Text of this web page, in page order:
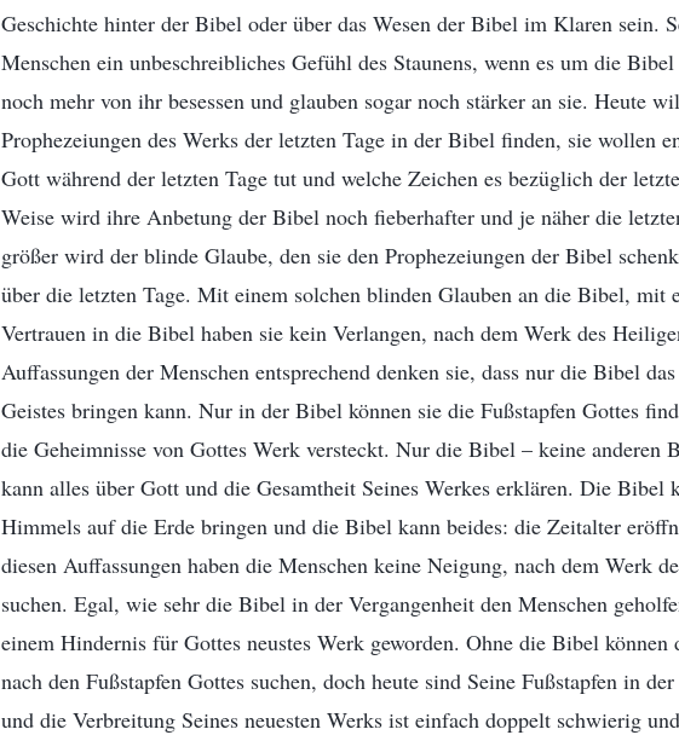
Geschichte hinter der Bibel oder über das Wesen der Bibel im Klaren sein.
Menschen ein unbeschreibliches Gefühl des Staunens, wenn es um die
noch mehr von ihr besessen und glauben sogar noch stärker an sie. Heute
Prophezeiungen des Werks der letzten Tage in der Bibel finden, sie wollen
Gott während der letzten Tage tut und welche Zeichen es bezüglich der
Weise wird ihre Anbetung der Bibel noch fieberhafter und je näher die
größer wird der blinde Glaube, den sie den Prophezeiungen der Bibel
über die letzten Tage. Mit einem solchen blinden Glauben an die Bibel, mit
Vertrauen in die Bibel haben sie kein Verlangen, nach dem Werk des
Auffassungen der Menschen entsprechend denken sie, dass nur die Bibel
Geistes bringen kann. Nur in der Bibel können sie die Fußstapfen Gottes
die Geheimnisse von Gottes Werk versteckt. Nur die Bibel – keine anderen
kann alles über Gott und die Gesamtheit Seines Werkes erklären. Die Bibel
Himmels auf die Erde bringen und die Bibel kann beides: die Zeitalter
diesen Auffassungen haben die Menschen keine Neigung, nach dem Werk
suchen. Egal, wie sehr die Bibel in der Vergangenheit den Menschen
einem Hindernis für Gottes neustes Werk geworden. Ohne die Bibel können
nach den Fußstapfen Gottes suchen, doch heute sind Seine Fußstapfen in
und die Verbreitung Seines neuesten Werks ist einfach doppelt schwierig